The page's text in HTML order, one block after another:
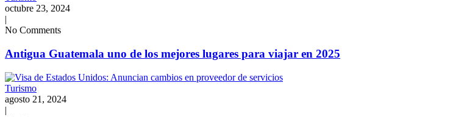
octubre 23, 2024
|
No Comments
Antigua Guatemala uno de los mejores lugares para viajar en 2025
Turismo
agosto 21, 2024
|